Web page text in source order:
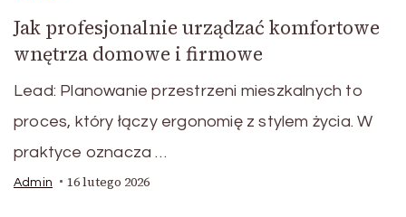
Jak profesjonalnie urządzać komfortowe
wnętrza domowe i firmowe
Lead: Planowanie przestrzeni mieszkalnych to
proces, który łączy ergonomię z stylem życia. W
praktyce oznacza …
Admin 16 lutego 2026